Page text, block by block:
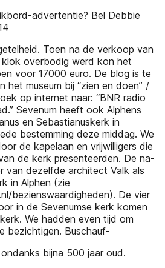
advertentie? Bel Debbie
Toen na de verkoop van
overbodig werd kon het
voor 17000 euro. De blog is te
het museum bij “zien en doen” /
op internet naar: “BNR radio
Sevenum heeft ook Alphens
en Sebastianuskerk in
bestemming deze middag. We
de kapelaan en vrijwilligers die
de kerk presenteerden. De na-
van dezelfde architect Valk als
in Alphen (zie
bezienswaardigheden). De vier
in de Sevenumse kerk komen
We hadden even tijd om
bezichtigen. Buschauf-
bijna 500 jaar oud.